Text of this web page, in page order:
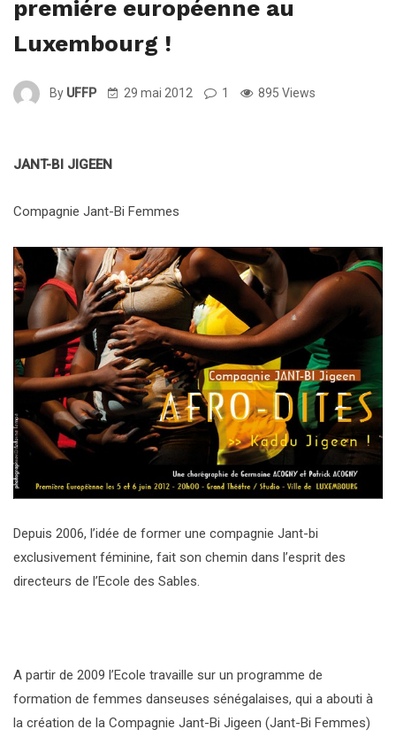
premiére européenne au
Luxembourg !
By UFFP 29 mai 2012 1 895 Views
JANT-BI JIGEEN
Compagnie Jant-Bi Femmes
Depuis 2006, l’idée de former une compagnie Jant-bi
exclusivement féminine, fait son chemin dans l’esprit des
directeurs de l’Ecole des Sables.
A partir de 2009 l’Ecole travaille sur un programme de
formation de femmes danseuses sénégalaises, qui a abouti à
la création de la Compagnie Jant-Bi Jigeen (Jant-Bi Femmes)